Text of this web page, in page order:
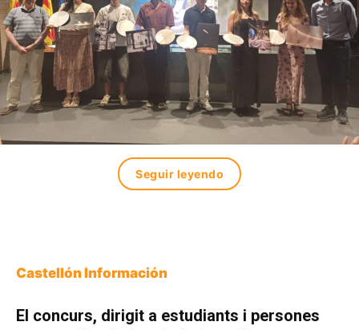
Seguir leyendo
Castellón Información
El concurs, dirigit a estudiants i persones